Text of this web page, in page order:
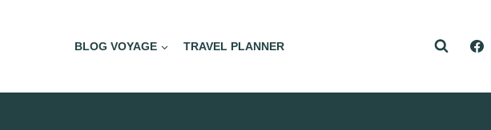
BLOG VOYAGE TRAVEL PLANNER